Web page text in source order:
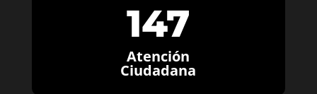
147
Atención
Ciudadana